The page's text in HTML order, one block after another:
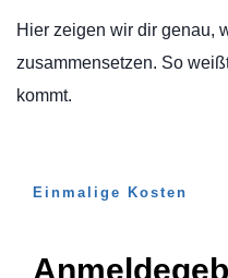
Hier zeigen wir dir genau,
zusammensetzen. So
kommt.
Einmalige Kosten